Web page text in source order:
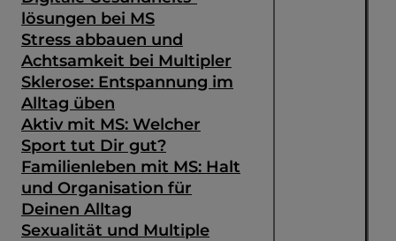
lösungen bei MS
Stress abbauen und
Achtsamkeit bei Multipler
Sklerose: Entspannung im
Alltag üben
Aktiv mit MS: Welcher
Sport tut Dir gut?
Familienleben mit MS: Halt
und Organisation für
Deinen Alltag
Sexualität und Multiple